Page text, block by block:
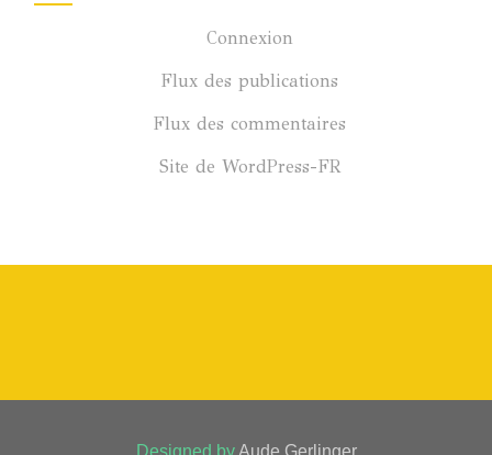
Connexion
Flux des publications
Flux des commentaires
Site de WordPress-FR